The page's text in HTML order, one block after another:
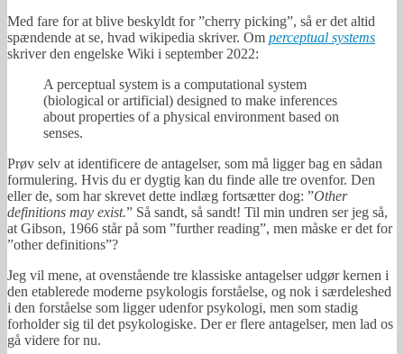
Med fare for at blive beskyldt for ”cherry picking”, så er det altid
spændende at se, hvad wikipedia skriver. Om perceptual systems
skriver den engelske Wiki i september 2022:
A perceptual system is a computational system
(biological or artificial) designed to make inferences
about properties of a physical environment based on
senses.
Prøv selv at identificere de antagelser, som må ligger bag en sådan
formulering. Hvis du er dygtig kan du finde alle tre ovenfor. Den
eller de, som har skrevet dette indlæg fortsætter dog: ”Other
definitions may exist.” Så sandt, så sandt! Til min undren ser jeg så,
at Gibson, 1966 står på som ”further reading”, men måske er det for
”other definitions”?
Jeg vil mene, at ovenstående tre klassiske antagelser udgør kernen i
den etablerede moderne psykologis forståelse, og nok i særdeleshed
i den forståelse som ligger udenfor psykologi, men som stadig
forholder sig til det psykologiske. Der er flere antagelser, men lad os
gå videre for nu.